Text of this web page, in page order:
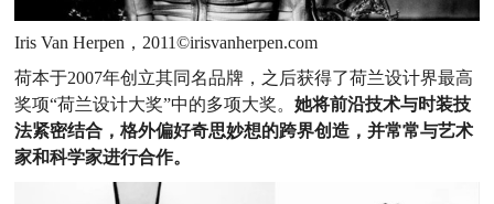
Iris Van Herpen，2011©irisvanherpen.com
荷本于2007年创立其同名品牌，之后获得了荷兰设计界最高
奖项“荷兰设计大奖”中的多项大奖。她将前沿技术与时装技
法紧密结合，格外偏好奇思妙想的跨界创造，并常常与艺术
家和科学家进行合作。